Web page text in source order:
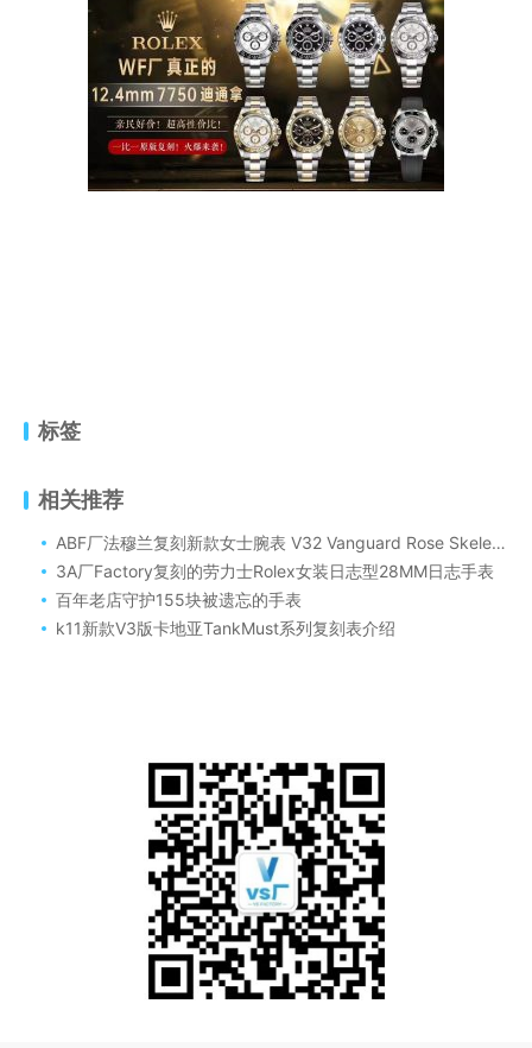
标签
相关推荐
ABF厂法穆兰复刻新款女士腕表 V32 Vanguard Rose Skeleton
3A厂Factory复刻的劳力士Rolex女装日志型28MM日志手表
百年老店守护155块被遗忘的手表
k11新款V3版卡地亚TankMust系列复刻表介绍